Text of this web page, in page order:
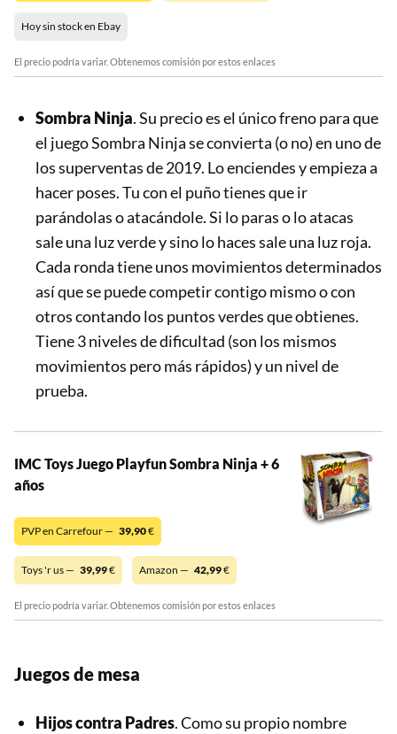
Hoy sin stock en Ebay
El precio podría variar. Obtenemos comisión por estos enlaces
Sombra Ninja. Su precio es el único freno para que
el juego Sombra Ninja se convierta (o no) en uno de
los superventas de 2019. Lo enciendes y empieza a
hacer poses. Tu con el puño tienes que ir
parándolas o atacándole. Si lo paras o lo atacas
sale una luz verde y sino lo haces sale una luz roja.
Cada ronda tiene unos movimientos determinados
así que se puede competir contigo mismo o con
otros contando los puntos verdes que obtienes.
Tiene 3 niveles de dificultad (son los mismos
movimientos pero más rápidos) y un nivel de
prueba.
IMC Toys Juego Playfun Sombra Ninja + 6
años
PVP en Carrefour — 39,90€
Toys 'r us — 39,99€ Amazon — 42,99€
El precio podría variar. Obtenemos comisión por estos enlaces
Juegos de mesa
Hijos contra Padres. Como su propio nombre